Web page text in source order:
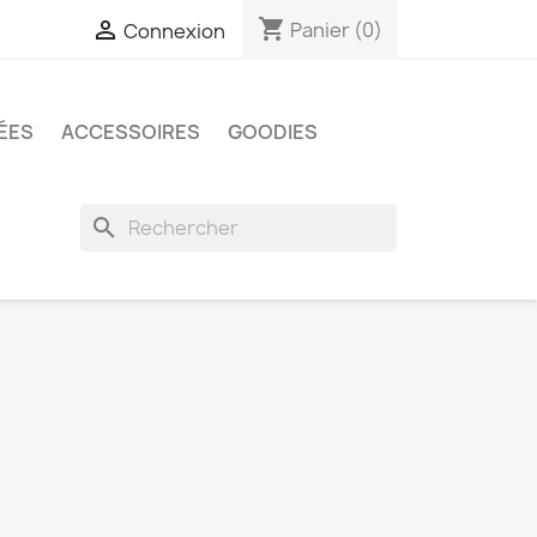
 Connexion shopping_cart Panier (0)
ACCESSOIRES
GOODIES
search